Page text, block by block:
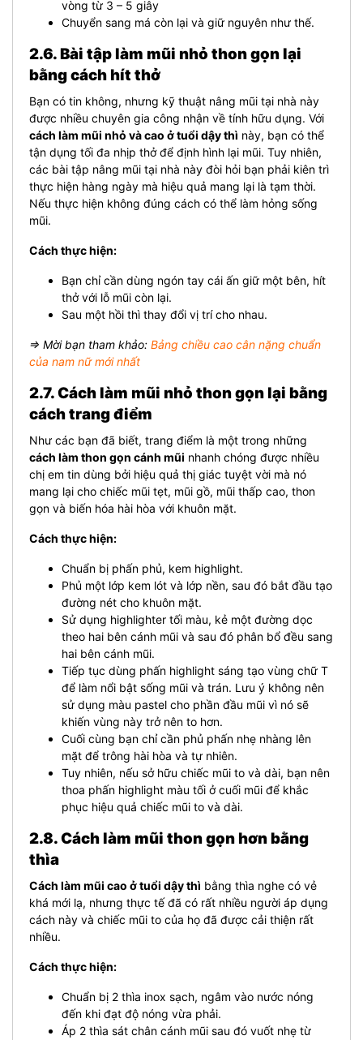
vòng từ 3 – 5 giây
Chuyển sang má còn lại và giữ nguyên như thế.
2.6. Bài tập làm mũi nhỏ thon gọn lại
bằng cách hít thở
Bạn có tin không, nhưng kỹ thuật nâng mũi tại nhà này
được nhiều chuyên gia công nhận về tính hữu dụng. Với
cách làm mũi nhỏ và cao ở tuổi dậy thì này, bạn có thể
tận dụng tối đa nhịp thở để định hình lại mũi. Tuy nhiên,
các bài tập nâng mũi tại nhà này đòi hỏi bạn phải kiên trì
thực hiện hàng ngày mà hiệu quả mang lại là tạm thời.
Nếu thực hiện không đúng cách có thể làm hỏng sống
mũi.
Cách thực hiện:
Bạn chỉ cần dùng ngón tay cái ấn giữ một bên, hít
thở với lỗ mũi còn lại.
Sau một hồi thì thay đổi vị trí cho nhau.
⇒ Mời bạn tham khảo: Bảng chiều cao cân nặng chuẩn
của nam nữ mới nhất
2.7. Cách làm mũi nhỏ thon gọn lại bằng
cách trang điểm
Như các bạn đã biết, trang điểm là một trong những
cách làm thon gọn cánh mũi nhanh chóng được nhiều
chị em tin dùng bởi hiệu quả thị giác tuyệt vời mà nó
mang lại cho chiếc mũi tẹt, mũi gồ, mũi thấp cao, thon
gọn và biến hóa hài hòa với khuôn mặt.
Cách thực hiện:
Chuẩn bị phấn phủ, kem highlight.
Phủ một lớp kem lót và lớp nền, sau đó bắt đầu tạo
đường nét cho khuôn mặt.
Sử dụng highlighter tối màu, kẻ một đường dọc
theo hai bên cánh mũi và sau đó phân bổ đều sang
hai bên cánh mũi.
Tiếp tục dùng phấn highlight sáng tạo vùng chữ T
để làm nổi bật sống mũi và trán. Lưu ý không nên
sử dụng màu pastel cho phần đầu mũi vì nó sẽ
khiến vùng này trở nên to hơn.
Cuối cùng bạn chỉ cần phủ phấn nhẹ nhàng lên
mặt để trông hài hòa và tự nhiên.
Tuy nhiên, nếu sở hữu chiếc mũi to và dài, bạn nên
thoa phấn highlight màu tối ở cuối mũi để khắc
phục hiệu quả chiếc mũi to và dài.
2.8. Cách làm mũi thon gọn hơn bằng
thìa
Cách làm mũi cao ở tuổi dậy thì bằng thìa nghe có vẻ
khá mới lạ, nhưng thực tế đã có rất nhiều người áp dụng
cách này và chiếc mũi to của họ đã được cải thiện rất
nhiều.
Cách thực hiện:
Chuẩn bị 2 thìa inox sạch, ngâm vào nước nóng
đến khi đạt độ nóng vừa phải.
Áp 2 thìa sát chân cánh mũi sau đó vuốt nhẹ từ